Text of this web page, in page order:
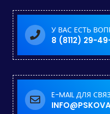
У ВАС ЕСТЬ
8 (8112) 29-
E-MAIL ДЛЯ